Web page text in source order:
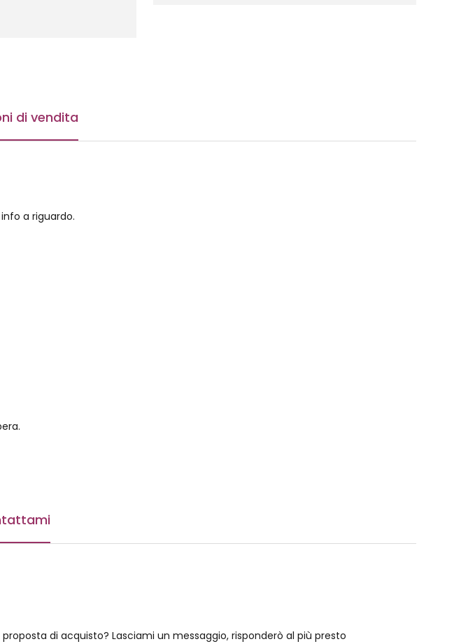
di vendita
a riguardo.
di acquisto? Lasciami un messaggio, risponderò al più presto